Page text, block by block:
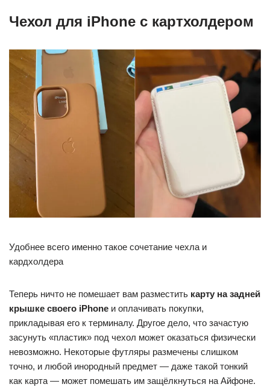
Чехол для iPhone с картхолдером
Удобнее всего именно такое сочетание чехла и
кардхолдера
Теперь ничто не помешает вам разместить карту на задней
крышке своего iPhone и оплачивать покупки,
прикладывая его к терминалу. Другое дело, что зачастую
засунуть «пластик» под чехол может оказаться физически
невозможно. Некоторые футляры размечены слишком
точно, и любой инородный предмет — даже такой тонкий
как карта — может помешать им защёлкнуться на Айфоне.